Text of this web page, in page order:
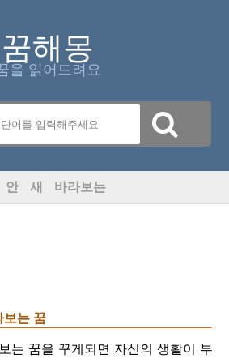
꿈해몽
을 읽어드려요
안 새 바라보는
보는 꿈
는 꿈을 꾸게되면 자신의 생활이 부